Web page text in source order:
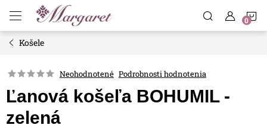
obsah
Košele
Neohodnotené Podrobnosti hodnotenia
Ľanová košeľa BOHUMIL -
zelená